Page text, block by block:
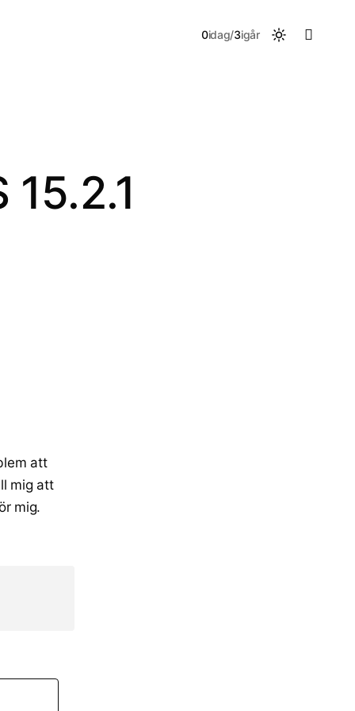
0idag/3igår 
att
mig att
mig.